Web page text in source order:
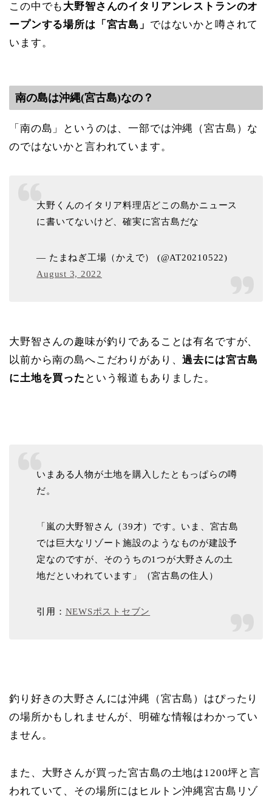
この中でも 大野智さんのイタリアンレストランのオ
ープンする場所は「宮古島」 ではないかと噂されて
います。
南の島は沖縄(宮古島)なの？
「南の島」というのは、一部では沖縄（宮古島）な
のではないかと言われています。
大野くんのイタリア料理店どこの島かニュース
に書いてないけど、確実に宮古島だな
— たまねぎ工場（かえで） (@AT20210522)
August 3, 2022
大野智さんの趣味が釣りであることは有名ですが、
以前から南の島へこだわりがあり、過去には宮古島
に土地を買った という報道もありました。
いまある人物が土地を購入したともっぱらの噂
だ。
「嵐の大野智さん（39才）です。いま、宮古島
では巨大なリゾート施設のようなものが建設予
定なのですが、そのうちの1つが大野さんの土
地だといわれています」（宮古島の住人）
引用： NEWSポストセブン
釣り好きの大野さんには沖縄（宮古島）はぴったり
の場所かもしれませんが、明確な情報はわかってい
ません。
また、大野さんが買った宮古島の土地は1200坪と言
われていて、その場所にはヒルトン沖縄宮古島リゾ